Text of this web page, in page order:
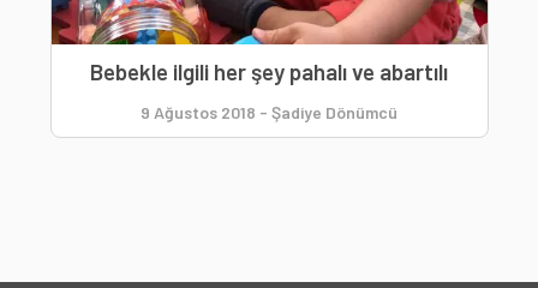
Bebekle ilgili her şey pahalı ve abartılı
9 Ağustos 2018 - Şadiye Dönümcü